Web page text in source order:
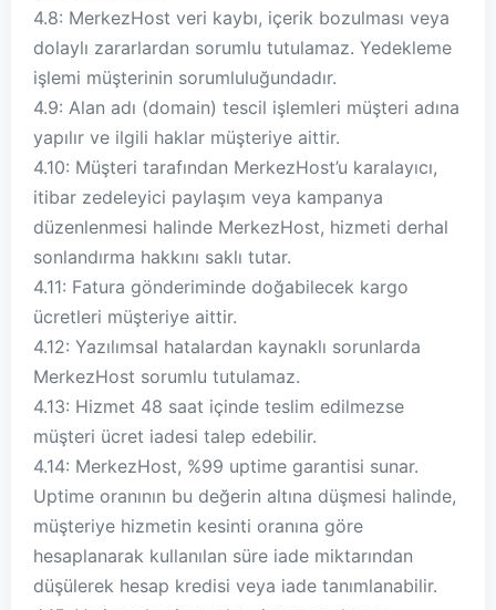
4.8: MerkezHost veri kaybı, içerik bozulması veya
dolaylı zararlardan sorumlu tutulamaz. Yedekleme
işlemi müşterinin sorumluluğundadır.
4.9: Alan adı (domain) tescil işlemleri müşteri adına
yapılır ve ilgili haklar müşteriye aittir.
4.10: Müşteri tarafından MerkezHost’u karalayıcı,
itibar zedeleyici paylaşım veya kampanya
düzenlenmesi halinde MerkezHost, hizmeti derhal
sonlandırma hakkını saklı tutar.
4.11: Fatura gönderiminde doğabilecek kargo
ücretleri müşteriye aittir.
4.12: Yazılımsal hatalardan kaynaklı sorunlarda
MerkezHost sorumlu tutulamaz.
4.13: Hizmet 48 saat içinde teslim edilmezse
müşteri ücret iadesi talep edebilir.
4.14: MerkezHost, %99 uptime garantisi sunar.
Uptime oranının bu değerin altına düşmesi halinde,
müşteriye hizmetin kesinti oranına göre
hesaplanarak kullanılan süre iade miktarından
düşülerek hesap kredisi veya iade tanımlanabilir.